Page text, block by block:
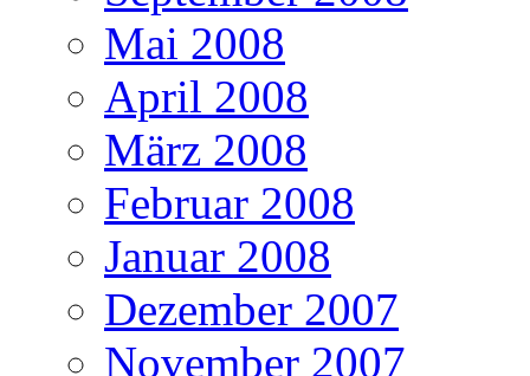
Mai 2008
April 2008
März 2008
Februar 2008
Januar 2008
Dezember 2007
November 2007